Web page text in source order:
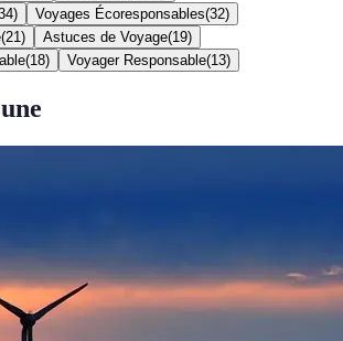
) Voyages Écoresponsables(32)
(21 ) Astuces de Voyage(19)
(18) Voyager Responsable(13)